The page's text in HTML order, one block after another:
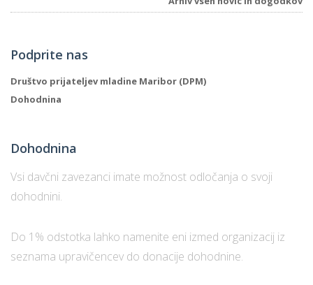
Podprite nas
Društvo prijateljev mladine Maribor (DPM)
Dohodnina
Dohodnina
Vsi davčni zavezanci imate možnost odločanja o svoji
dohodnini.
Do 1% odstotka lahko namenite eni izmed organizacij iz
seznama upravičencev do donacije dohodnine.